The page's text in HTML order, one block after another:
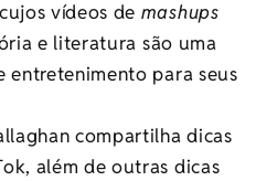
vídeos de mashups
e literatura são uma
entretenimento para seus
compartilha dicas
além de outras dicas